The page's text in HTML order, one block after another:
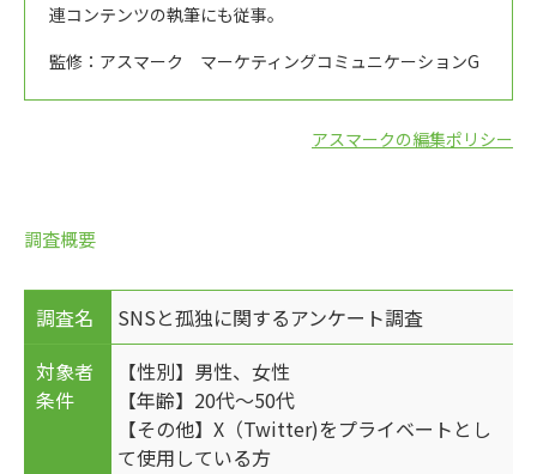
連コンテンツの執筆にも従事。
監修：アスマーク マーケティングコミュニケーションG
アスマークの編集ポリシー
調査概要
調査名
SNSと孤独に関するアンケート調査
対象者
条件
【性別】男性、女性
【年齢】20代～50代
【その他】X（Twitter)をプライベートとし
て使用している方